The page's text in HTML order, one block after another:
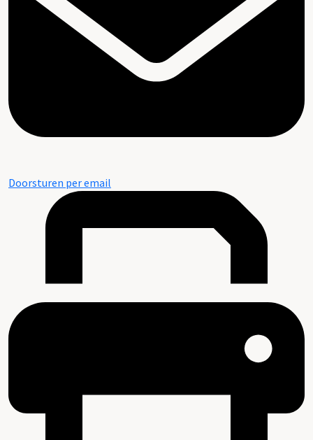
Doorsturen per email